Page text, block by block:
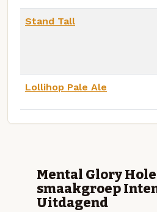
Stand Tall
Lollihop Pale Ale
Mental Glory
smaakgroep
Uitdagend